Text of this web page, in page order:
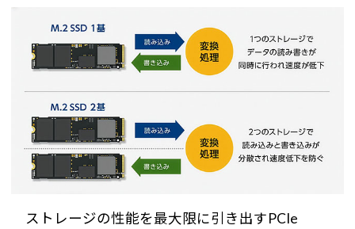
ストレージの性能を最大限に引き出すPCIe